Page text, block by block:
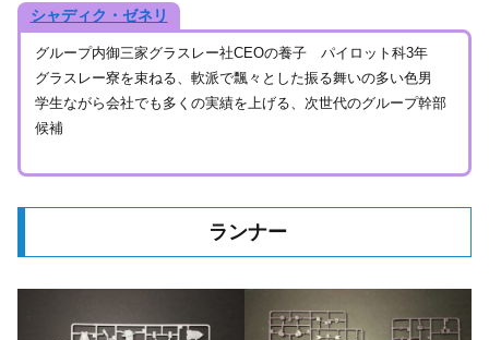
シャディク・ゼネリ
グループ内御三家グラスレー社CEOの養子 パイロット科3年
グラスレー寮を束ねる、軟派で飄々とした振る舞いの多い色男
学生ながら会社でも多くの実績を上げる、次世代のグループ幹部
候補
ランナー